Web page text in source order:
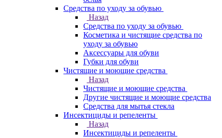
Средства по уходу за обувью
Назад
Средства по уходу за обувью
Косметика и чистящие средства по
уходу за обувью
Аксессуары для обуви
Губки для обуви
Чистящие и моющие средства
Назад
Чистящие и моющие средства
Другие чистящие и моющие средства
Средства для мытья стекла
Инсектициды и репеленты
Назад
Инсектициды и репеленты